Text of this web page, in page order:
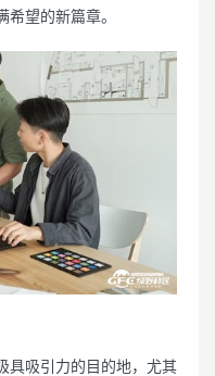
望的新篇章。
具吸引力的目的地，尤其